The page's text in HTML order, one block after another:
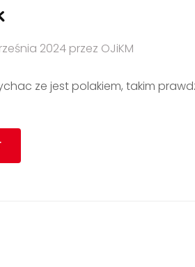
2024 przez OJiKM
ze jest polakiem, takim